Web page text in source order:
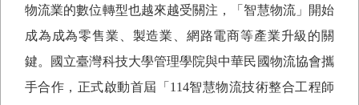
物流業的數位轉型也越來越受關注，「智慧物流」開始
成為成為零售業、製造業、網路電商等產業升級的關
鍵。國立臺灣科技大學管理學院與中華民國物流協會攜
手合作，正式啟動首屆「 114智慧物流技術整合工程師